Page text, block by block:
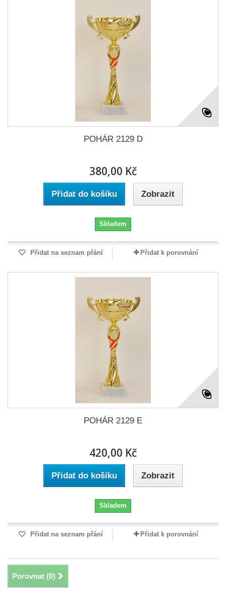
POHÁR 2129 D
380,00 Kč
Přidat do košíku Zobrazit
Skladem
Přidat na seznam přání Přidat k porovnání
POHÁR 2129 E
420,00 Kč
Přidat do košíku Zobrazit
Skladem
Přidat na seznam přání Přidat k porovnání
Porovnat (0)